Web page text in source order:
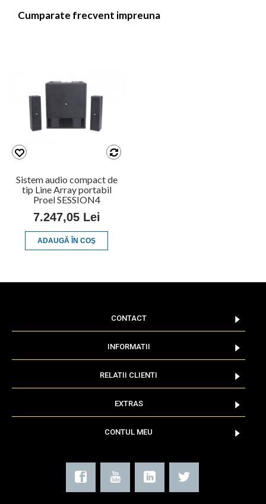
Cumparate frecvent impreuna
Sistem audio compact de
tip Line Array portabil
Proel SESSION4
7.247,05 Lei
ADAUGĂ ÎN COŞ
CONTACT
INFORMATII
RELATII CLIENTI
EXTRAS
CONTUL MEU